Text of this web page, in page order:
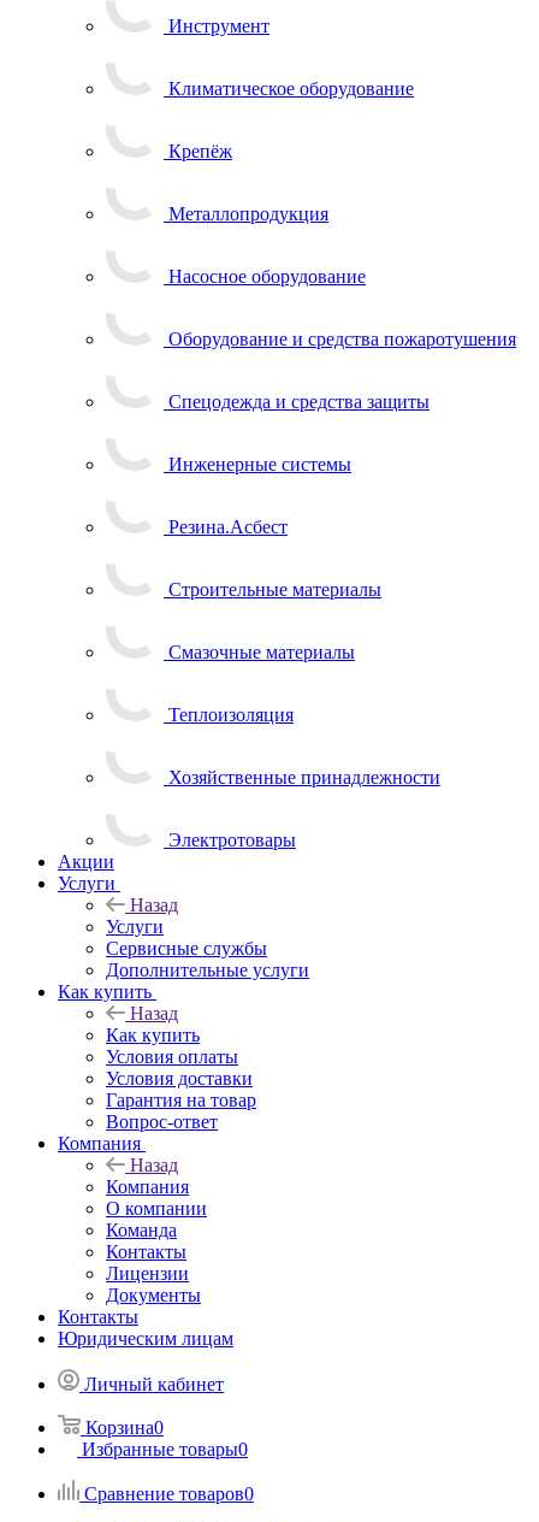
Инструмент
Климатическое оборудование
Крепёж
Металлопродукция
Насосное оборудование
Оборудование и средства пожаротушения
Спецодежда и средства защиты
Инженерные системы
Резина.Асбест
Строительные материалы
Смазочные материалы
Теплоизоляция
Хозяйственные принадлежности
Электротовары
Акции
Услуги
Назад
Услуги
Сервисные службы
Дополнительные услуги
Как купить
Назад
Как купить
Условия оплаты
Условия доставки
Гарантия на товар
Вопрос-ответ
Компания
Назад
Компания
О компании
Команда
Контакты
Лицензии
Документы
Контакты
Юридическим лицам
Личный кабинет
Корзина0
Избранные товары0
Сравнение товаров0